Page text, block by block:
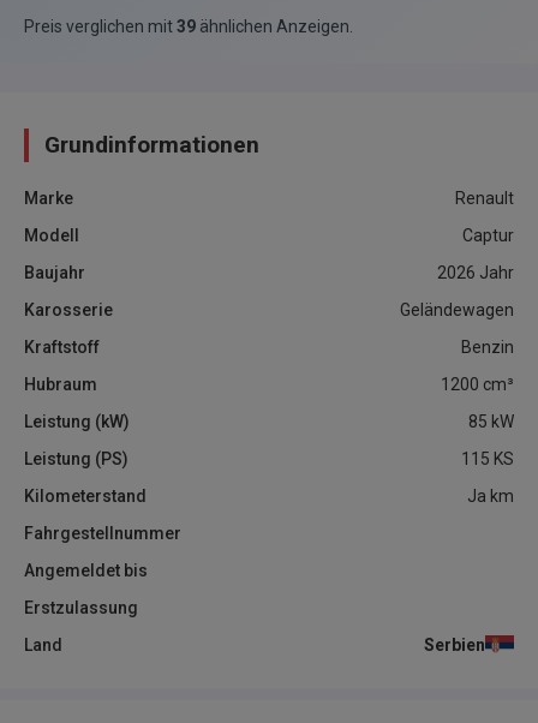
Preis verglichen mit39 ähnlichen Anzeigen
Grundinformationen
Marke
Renault
Modell
Captur
Baujahr
2026 Jahr
Karosserie
Geländewagen
Kraftstoff
Benzin
Hubraum
1200 cm³
Leistung (kW)
85 kW
Leistung (PS)
115 KS
Kilometerstand
Ja km
Fahrgestellnummer
Angemeldet bis
Erstzulassung
Land
Serbien